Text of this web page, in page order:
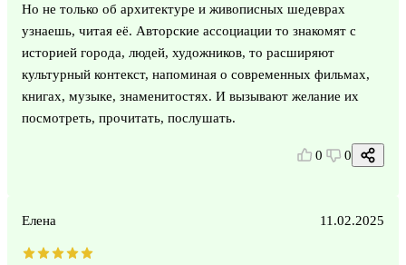
Но не только об архитектуре и живописных шедеврах
узнаешь, читая её. Авторские ассоциации то знакомят с
историей города, людей, художников, то расширяют
культурный контекст, напоминая о современных фильмах,
книгах, музыке, знаменитостях. И вызывают желание их
посмотреть, прочитать, послушать.
0 0
Елена 11.02.2025